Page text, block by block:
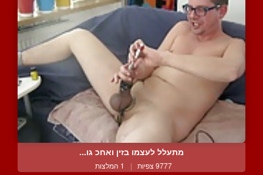
מתעלל לעצמו בזין ואחכ גו...
9777 צפיות | 1 המלצות